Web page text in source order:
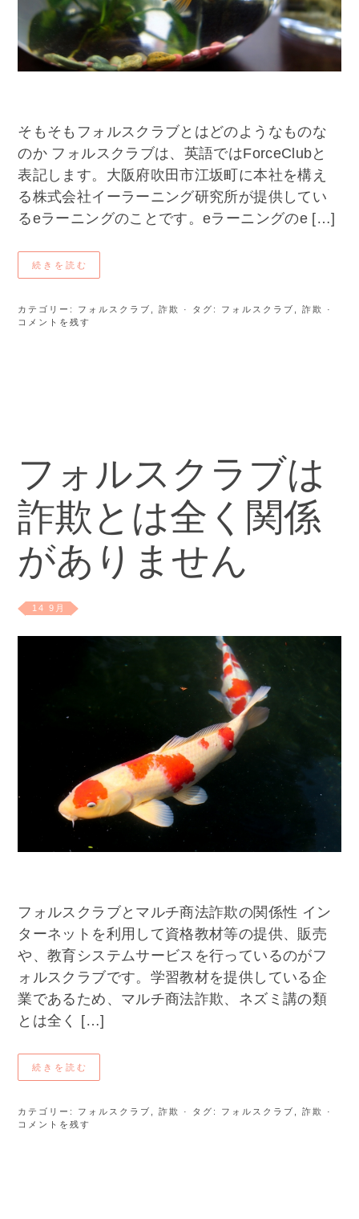
そもそもフォルスクラブとはどのようなものな
のか フォルスクラブは、英語ではForceClubと
表記します。大阪府吹田市江坂町に本社を構え
る株式会社イーラーニング研究所が提供してい
るeラーニングのことです。eラーニングのe […]
続きを読む
カテゴリー: フォルスクラブ ,詐欺 · タグ: フォルスクラブ ,詐欺
·
コメントを残す
フォルスクラブは
詐欺とは全く関係
がありません
14 9月
フォルスクラブとマルチ商法詐欺の関係性 イン
ターネットを利用して資格教材等の提供、販売
や、教育システムサービスを行っているのがフ
ォルスクラブです。学習教材を提供している企
業であるため、マルチ商法詐欺、ネズミ講の類
とは全く […]
続きを読む
カテゴリー: フォルスクラブ ,詐欺 · タグ: フォルスクラブ ,詐欺
·
コメントを残す